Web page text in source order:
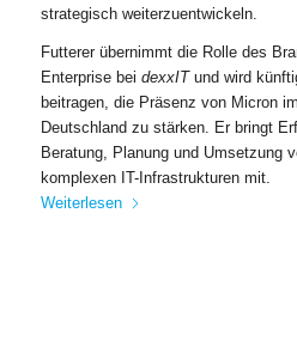
strategisch weiterzuentwickeln.
Futterer übernimmt die Rolle des
Enterprise bei dexxITund wird
beitragen, die Präsenz von Micron
Deutschland zu stärken. Er bringt
Beratung, Planung und Umsetzung
komplexen IT-Infrastrukturen mit.
Weiterlesen